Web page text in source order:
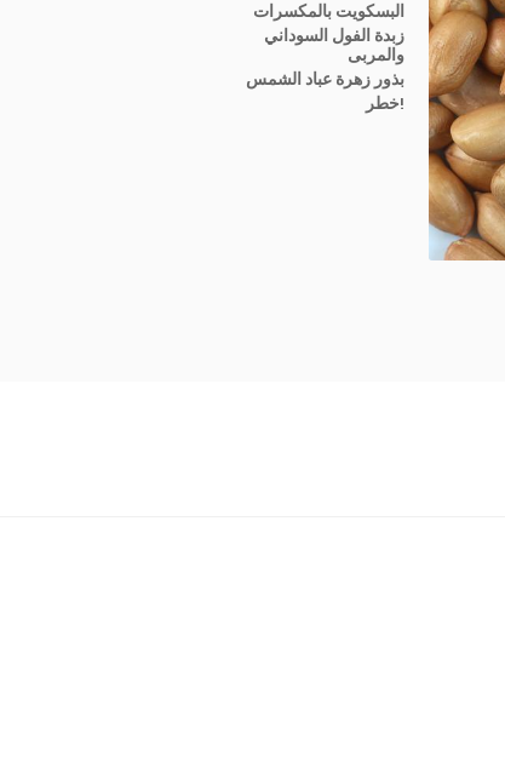
البسكويت بالمكسرات
زبدة الفول السوداني
والمربى
بذور زهرة عباد الشمس
!خطر